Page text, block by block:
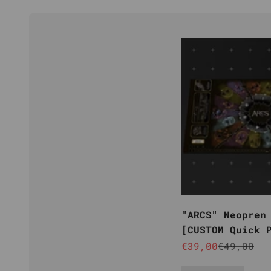
"ARCS"
[CUSTOM Quick
Angebot
€39,00€49,00